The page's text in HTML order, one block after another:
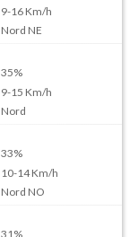
9-16Km/h
Nord NE
35%
9-15 Km/h
Nord
33%
10-14Km/h
Nord NO
31 %